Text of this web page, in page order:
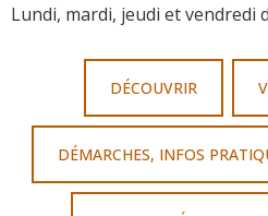
Lundi, mardi, jeudi et vendredi
DÉCOUVRIR
DÉMARCHES, INFOS